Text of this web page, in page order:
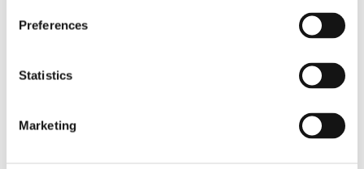
Preferences
Statistics
Marketing
Lägg till i varukorg
Rotor teeth 8t/6k 7.5Gr/8 R6/14 Rotor teeth 8t/6k 0Gr/8 R6/14